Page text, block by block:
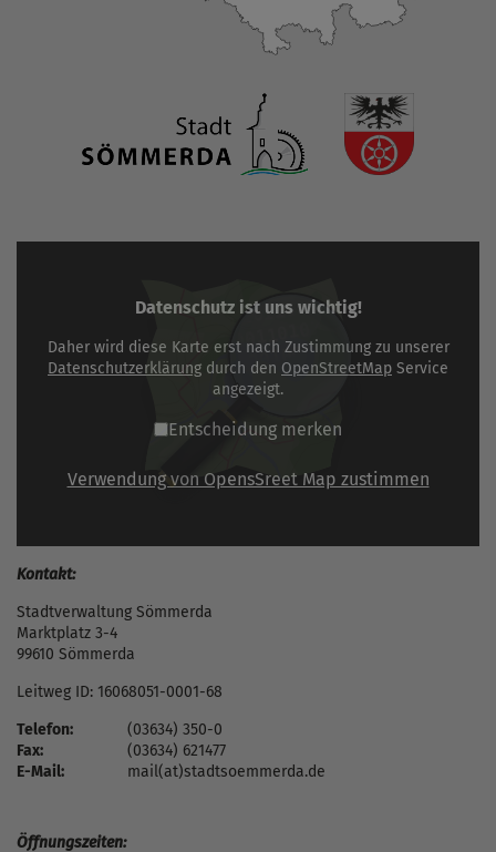
Datenschutz ist uns wichtig!
Daher wird diese Karte erst nach Zustimmung zu unserer
Datenschutzerklärung durch den OpenStreetMap Service
angezeigt.
Entscheidung merken
Verwendung von OpensSreet Map zustimmen
Kontakt:
Stadtverwaltung Sömmerda
Marktplatz 3-4
99610 Sömmerda
Leitweg ID: 16068051-0001-68
Telefon:
(03634) 350-0
Fax:
(03634) 621477
E-Mail:
mail(at)stadtsoemmerda.de
Öffnungszeiten: